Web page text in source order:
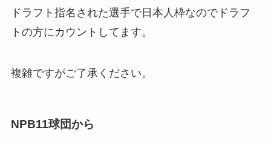
ドラフト指名された選手で日本人枠なのでドラフ
トの方にカウントしてます。
複雑ですがご了承ください。
NPB11球団から